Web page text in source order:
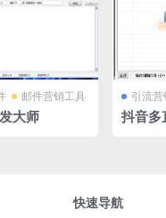
邮件营销工具
大师
引流
抖音多
快速导航